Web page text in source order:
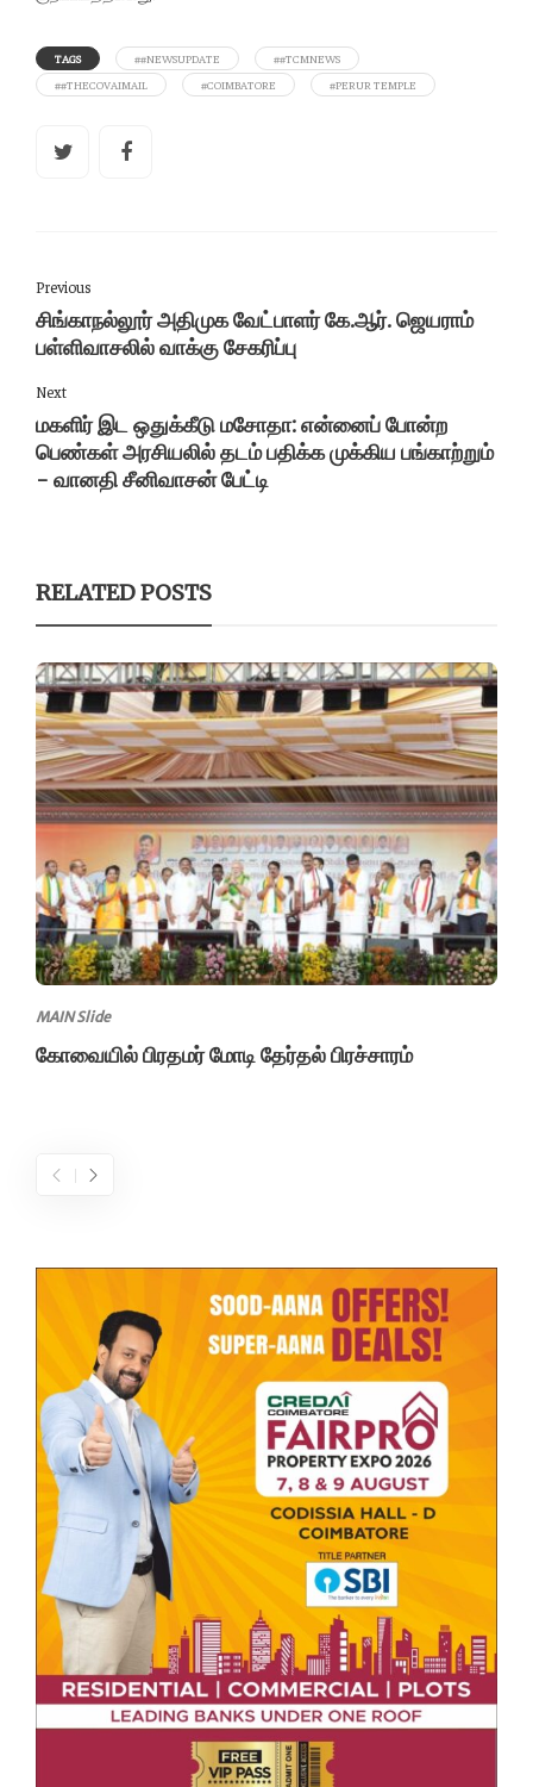
TAGS ##NEWSUPDATE
##TCMNEWS
##THECOVAIMAIL
#COIMBATORE #PERUR TEMPLE
Previous
சிங்காநல்லூர் அதிமுக வேட்பாளர் கே.ஆர். ஜெயராம்
பள்ளிவாசலில் வாக்கு சேகரிப்பு
Next
மகளிர் இட ஒதுக்கீடு மசோதா: என்னைப் போன்ற
பெண்கள் அரசியலில் தடம் பதிக்க முக்கிய பங்காற்றும்
- வானதி சீனிவாசன் பேட்டி
RELATED POSTS
MAIN Slide
கோவையில் பிரதமர் மோடி தேர்தல் பிரச்சாரம்